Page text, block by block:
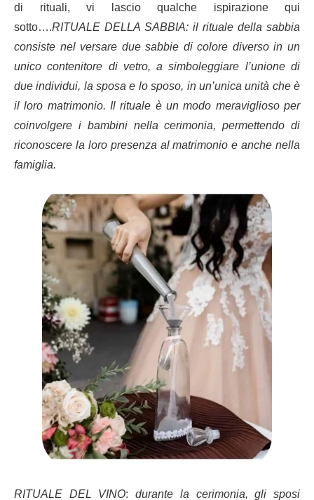
di rituali, vi lascio qualche ispirazione qui
sotto….RITUALE DELLA SABBIA: il rituale della sabbia
consiste nel versare due sabbie di colore diverso in un
unico contenitore di vetro, a simboleggiare l’unione di
due individui, la sposa e lo sposo, in un’unica unità che è
il loro matrimonio. Il rituale è un modo meraviglioso per
coinvolgere i bambini nella cerimonia, permettendo di
riconoscere la loro presenza al matrimonio e anche nella
famiglia.
RITUALE DEL VINO: durante la cerimonia, gli sposi